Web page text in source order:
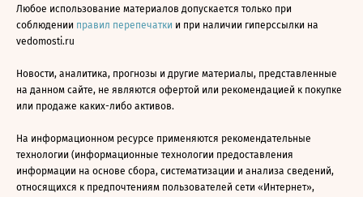
Любое использование материалов допускается только при
соблюдении правил перепечатки и при наличии гиперссылки на
vedomosti.ru
Новости, аналитика, прогнозы и другие материалы, представленные
на данном сайте, не являются офертой или рекомендацией к покупке
или продаже каких-либо активов.
На информационном ресурсе применяются рекомендательные
технологии (информационные технологии предоставления
информации на основе сбора, систематизации и анализа сведений,
относящихся к предпочтениям пользователей сети «Интернет»,